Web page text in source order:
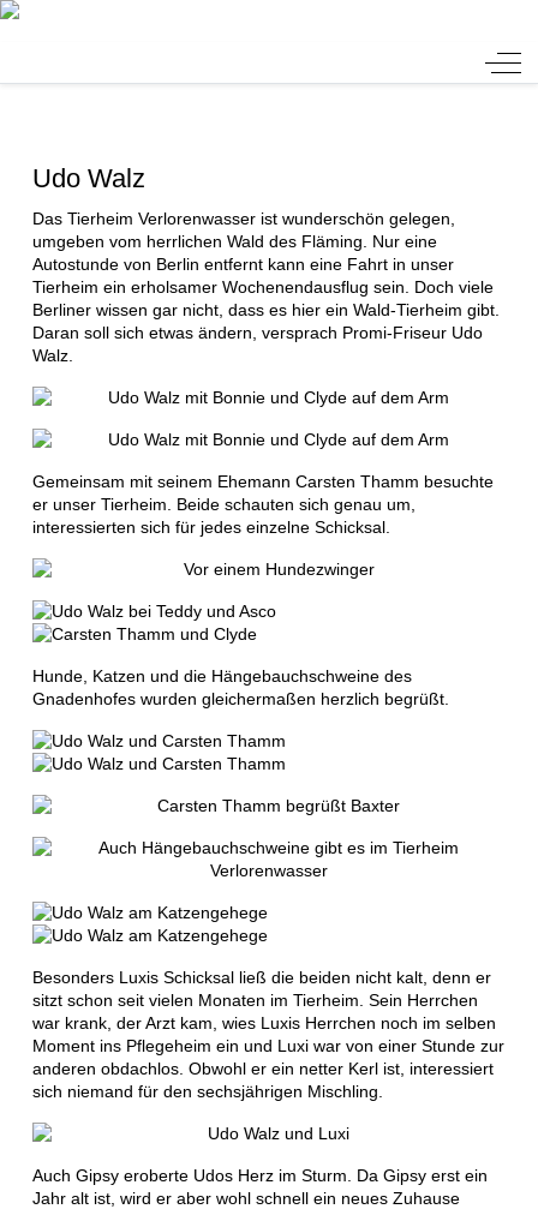
Off-
Udo Walz
Das Tierheim Verlorenwasser ist wunderschön gelegen,
umgeben vom herrlichen Wald des Fläming. Nur eine
Autostunde von Berlin entfernt kann eine Fahrt in unser
Tierheim ein erholsamer Wochenendausflug sein. Doch viele
Berliner wissen gar nicht, dass es hier ein Wald-Tierheim gibt.
Daran soll sich etwas ändern, versprach Promi-Friseur Udo
Walz.
Gemeinsam mit seinem Ehemann Carsten Thamm besuchte
er unser Tierheim. Beide schauten sich genau um,
interessierten sich für jedes einzelne Schicksal.
Hunde, Katzen und die Hängebauchschweine des
Gnadenhofes wurden gleichermaßen herzlich begrüßt.
Besonders Luxis Schicksal ließ die beiden nicht kalt, denn er
sitzt schon seit vielen Monaten im Tierheim. Sein Herrchen
war krank, der Arzt kam, wies Luxis Herrchen noch im selben
Moment ins Pflegeheim ein und Luxi war von einer Stunde zur
anderen obdachlos. Obwohl er ein netter Kerl ist, interessiert
sich niemand für den sechsjährigen Mischling.
Auch Gipsy eroberte Udos Herz im Sturm. Da Gipsy erst ein
Jahr alt ist, wird er aber wohl schnell ein neues Zuhause